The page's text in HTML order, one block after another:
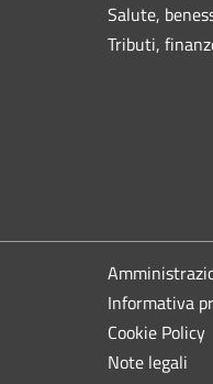
Salute,
Tributi,
Informativa
Cookie Policy
Note legali